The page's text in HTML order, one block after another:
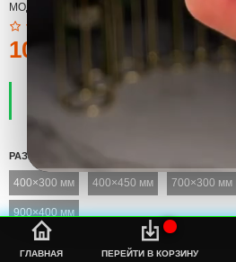
ГЛАВНАЯ
%s
ПЕРЕЙТИ В КОРЗИНУ
МОДЕЛЬ: КОВРИК
100тмт.
ПРОИЗВОДИТЕЛЬ:
НАЛИЧИЕ:
ЕСТЬ В НАЛИЧИИ
РАЗМЕР
400×300 мм 400×450 мм 700×300 мм
900×400 мм